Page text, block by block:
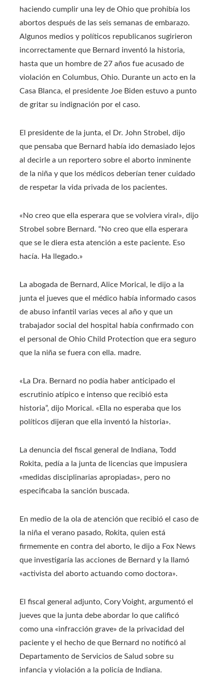
haciendo cumplir una ley de Ohio que prohibía los
abortos después de las seis semanas de embarazo.
Algunos medios y políticos republicanos sugirieron
incorrectamente que Bernard inventó la historia,
hasta que un hombre de 27 años fue acusado de
violación en Columbus, Ohio. Durante un acto en la
Casa Blanca, el presidente Joe Biden estuvo a punto
de gritar su indignación por el caso.
El presidente de la junta, el Dr. John Strobel, dijo
que pensaba que Bernard había ido demasiado lejos
al decirle a un reportero sobre el aborto inminente
de la niña y que los médicos deberían tener cuidado
de respetar la vida privada de los pacientes.
«No creo que ella esperara que se volviera viral», dijo
Strobel sobre Bernard. “No creo que ella esperara
que se le diera esta atención a este paciente. Eso
hacía. Ha llegado.»
La abogada de Bernard, Alice Morical, le dijo a la
junta el jueves que el médico había informado casos
de abuso infantil varias veces al año y que un
trabajador social del hospital había confirmado con
el personal de Ohio Child Protection que era seguro
que la niña se fuera con ella. madre.
«La Dra. Bernard no podía haber anticipado el
escrutinio atípico e intenso que recibió esta
historia”, dijo Morical. «Ella no esperaba que los
políticos dijeran que ella inventó la historia».
La denuncia del fiscal general de Indiana, Todd
Rokita, pedía a la junta de licencias que impusiera
«medidas disciplinarias apropiadas», pero no
especificaba la sanción buscada.
En medio de la ola de atención que recibió el caso de
la niña el verano pasado, Rokita, quien está
firmemente en contra del aborto, le dijo a Fox News
que investigaría las acciones de Bernard y la llamó
«activista del aborto actuando como doctora».
El fiscal general adjunto, Cory Voight, argumentó el
jueves que la junta debe abordar lo que calificó
como una «infracción grave» de la privacidad del
paciente y el hecho de que Bernard no notificó al
Departamento de Servicios de Salud sobre su
infancia y violación a la policía de Indiana.